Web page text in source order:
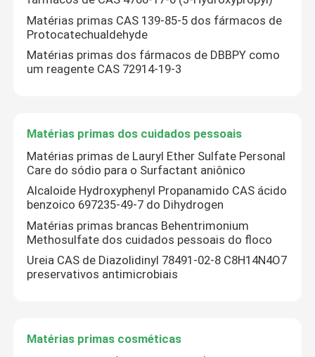
Vídeos
Excursão da fábrica
Controle da qualidade
Peça umas citações
Material de revestimento de borracha
Matérias primas CAS 139-85-5 dos fármacos de
Protocatechualdehyde
Matérias primas dos fármacos de DBBPY como
um reagente CAS 72914-19-3
Matérias primas dos cuidados pessoais
Matérias primas de Lauryl Ether Sulfate Personal
Care do sódio para o Surfactant aniônico
Alcaloide Hydroxyphenyl Propanamido CAS ácido
benzoico 697235-49-7 do Dihydrogen
Matérias primas brancas Behentrimonium
Methosulfate dos cuidados pessoais do floco
Ureia CAS de Diazolidinyl 78491-02-8 C8H14N4O7
preservativos antimicrobiais
Matérias primas cosméticas